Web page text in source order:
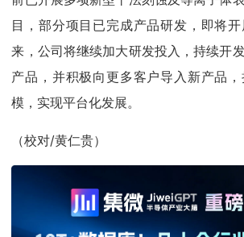
目，部分项目已完成产品研发，即将
来，公司将继续加大研发投入，持续开
产品，并积极向更多客户导入新产品
模，实现平台化发展。
（校对/黄仁贵）